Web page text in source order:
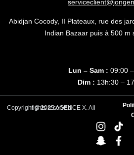
Abidjan Cocody, II Plateaux, rue des
Indian Bazaar puis à 500 m
Lun – Sam : 09:00
Dim : 13h:30 –
Copyright © 2025 AGENCE X. All rights reserved